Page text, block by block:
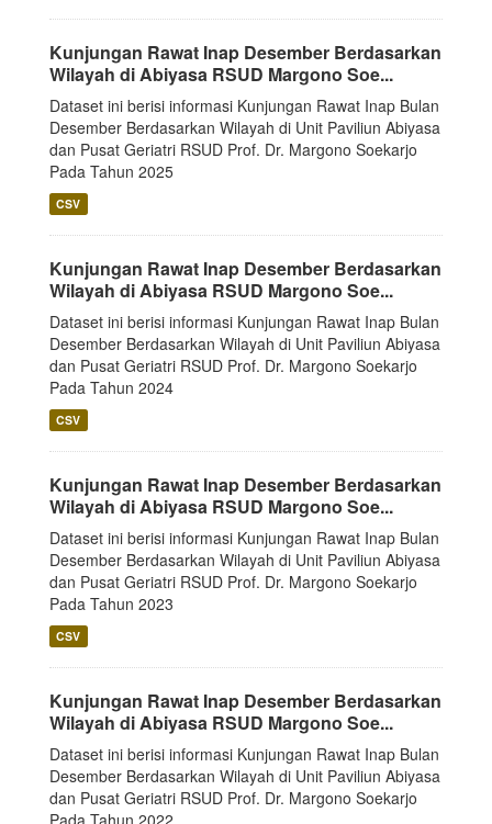
Kunjungan Rawat Inap Desember Berdasarkan
Wilayah di Abiyasa RSUD Margono Soe...
Dataset ini berisi informasi Kunjungan Rawat Inap Bulan
Desember Berdasarkan Wilayah di Unit Paviliun Abiyasa
dan Pusat Geriatri RSUD Prof. Dr. Margono Soekarjo
Pada Tahun 2025
CSV
Kunjungan Rawat Inap Desember Berdasarkan
Wilayah di Abiyasa RSUD Margono Soe...
Dataset ini berisi informasi Kunjungan Rawat Inap Bulan
Desember Berdasarkan Wilayah di Unit Paviliun Abiyasa
dan Pusat Geriatri RSUD Prof. Dr. Margono Soekarjo
Pada Tahun 2024
CSV
Kunjungan Rawat Inap Desember Berdasarkan
Wilayah di Abiyasa RSUD Margono Soe...
Dataset ini berisi informasi Kunjungan Rawat Inap Bulan
Desember Berdasarkan Wilayah di Unit Paviliun Abiyasa
dan Pusat Geriatri RSUD Prof. Dr. Margono Soekarjo
Pada Tahun 2023
CSV
Kunjungan Rawat Inap Desember Berdasarkan
Wilayah di Abiyasa RSUD Margono Soe...
Dataset ini berisi informasi Kunjungan Rawat Inap Bulan
Desember Berdasarkan Wilayah di Unit Paviliun Abiyasa
dan Pusat Geriatri RSUD Prof. Dr. Margono Soekarjo
Pada Tahun 2022